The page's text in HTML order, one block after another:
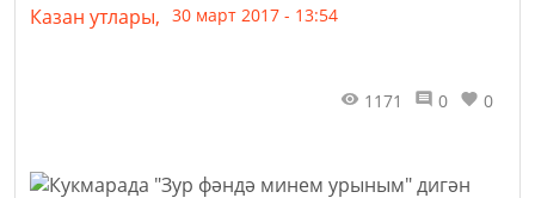
Казан утлары, 30 март 2017 - 13:54
1171 0 0